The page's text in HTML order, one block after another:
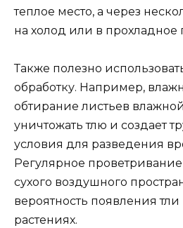
теплое место, а через
на холод или в
Также полезно
обработку. Например,
обтирание листьев
уничтожать тлю и создает
условия для разведения
Регулярное
сухого воздушного
вероятность появления тли
растениях.